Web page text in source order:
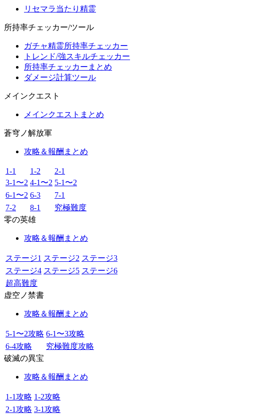
リセマラ当たり精霊
所持率チェッカー/ツール
ガチャ精霊所持率チェッカー
トレンド/強スキルチェッカー
所持率チェッカーまとめ
ダメージ計算ツール
メインクエスト
メインクエストまとめ
蒼穹ノ解放軍
攻略＆報酬まとめ
1-1 1-2
2-1
3-1〜2 4-1〜2 5-1〜2
6-1〜2 6-3
7-1
7-2
8-1
究極難度
零の英雄
攻略＆報酬まとめ
ステージ1 ステージ2 ステージ3
ステージ4 ステージ5 ステージ6
超高難度
虚空ノ禁書
攻略＆報酬まとめ
5-1〜2攻略 6-1〜3攻略
6-4攻略
究極難度攻略
破滅の異宝
攻略＆報酬まとめ
1-1攻略 1-2攻略
2-1攻略 3-1攻略